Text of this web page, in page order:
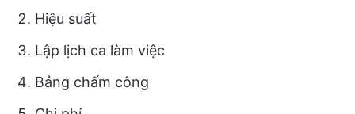
Hiệu suất
Lập lịch ca làm việc
Bảng chấm công